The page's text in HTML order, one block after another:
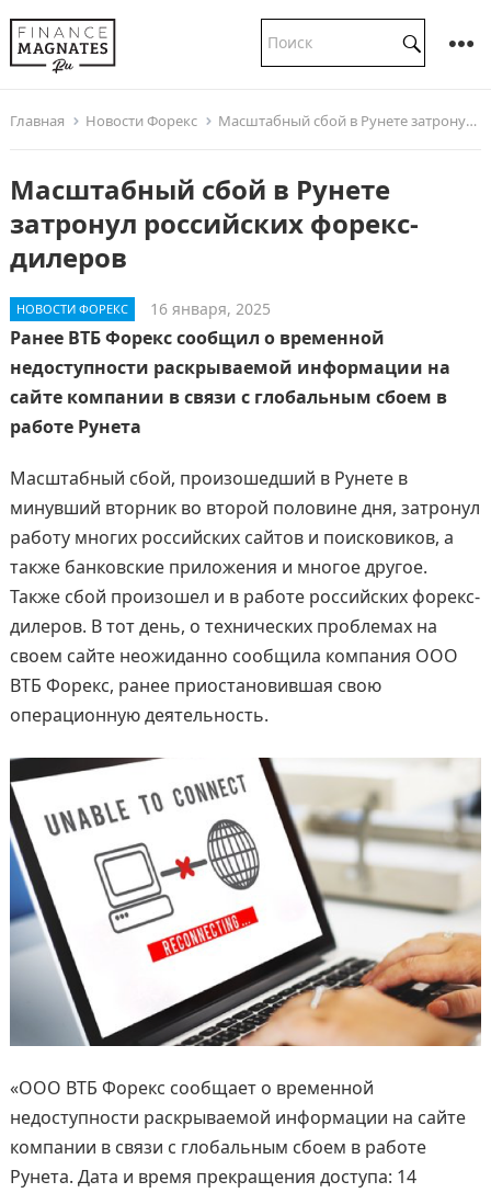
Главная Новости Форекс Масштабный сбой в Рунете затронул российских форекс-дилеров
Масштабный сбой в Рунете
затронул российских форекс-
дилеров
НОВОСТИ ФОРЕКС 16 января, 2025
Ранее ВТБ Форекс сообщил о временной
недоступности раскрываемой информации на
сайте компании в связи с глобальным сбоем в
работе Рунета
Масштабный сбой, произошедший в Рунете в
минувший вторник во второй половине дня, затронул
работу многих российских сайтов и поисковиков, а
также банковские приложения и многое другое.
Также сбой произошел и в работе российских форекс-
дилеров. В тот день, о технических проблемах на
своем сайте неожиданно сообщила компания ООО
ВТБ Форекс, ранее приостановившая свою
операционную деятельность.
«ООО ВТБ Форекс сообщает о временной
недоступности раскрываемой информации на сайте
компании в связи с глобальным сбоем в работе
Рунета. Дата и время прекращения доступа: 14